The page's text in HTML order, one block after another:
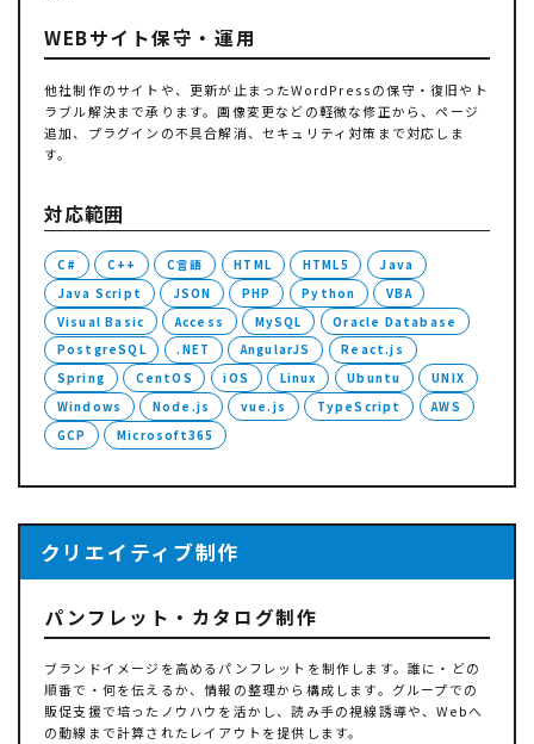
WEBサイト保守・運用
他社制作のサイトや、更新が止まったWordPressの保守・復旧やト
ラブル解決まで承ります。画像変更などの軽微な修正から、ページ
追加、プラグインの不具合解消、セキュリティ対策まで対応しま
す。
対応範囲
C# C++ C言語 HTML HTML5
Java
Java Script
JSON PHP Python
VBA
Visual Basic
Access MySQL
Oracle Database
PostgreSQL
.NET AngularJS
React.js
Spring
CentOS iOS Linux Ubuntu
UNIX
Windows
Node.js vue.js TypeScript
AWS
GCP
Microsoft365
クリエイティブ制作
パンフレット・カタログ制作
ブランドイメージを高めるパンフレットを制作します。誰に・どの
順番で・何を伝えるか、情報の整理から構成します。グループでの
販促支援で培ったノウハウを活かし、読み手の視線誘導や、Webへ
の動線まで計算されたレイアウトを提供します。